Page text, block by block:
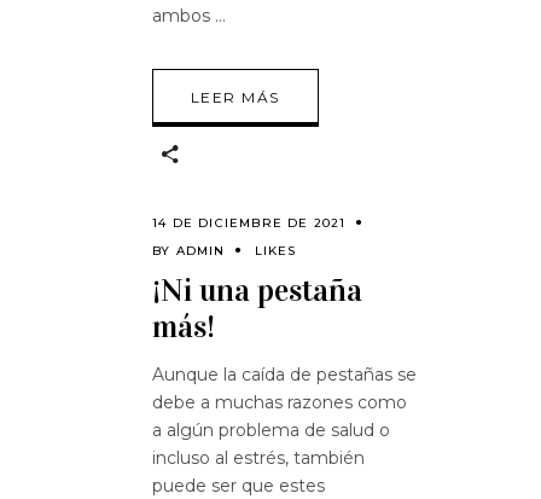
ambos
LEER MÁS
14 DE DICIEMBRE DE 2021
BY ADMIN LIKES
¡Ni una pestaña
más!
Aunque la caída de pestañas se
debe a muchas razones como
a algún problema de salud o
incluso al estrés, también
puede ser que estes